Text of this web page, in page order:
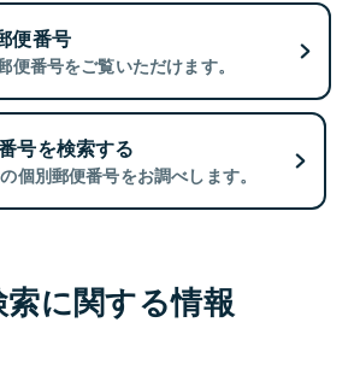
便番号
便番号をご覧いただけます。
号を検索する
個別郵便番号をお調べします。
に関する情報